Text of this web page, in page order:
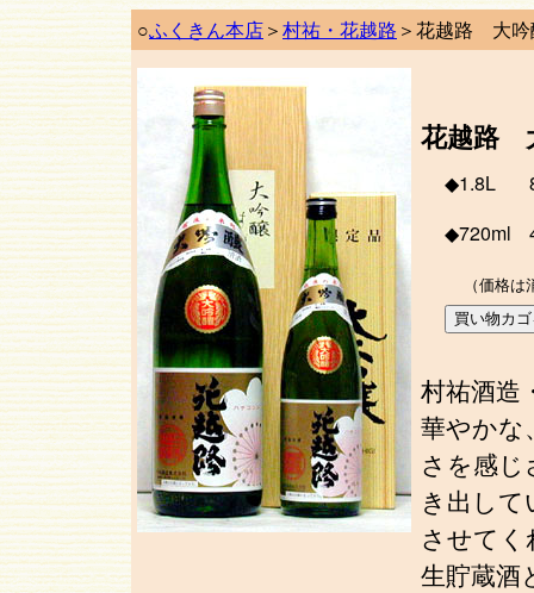
○ふくきん本店＞村祐・花越路 ＞花越路 大吟
花越路
◆1.8L
◆720ml
（価格
村祐酒造
華やかな
さを感
き出し
させて
生貯蔵酒